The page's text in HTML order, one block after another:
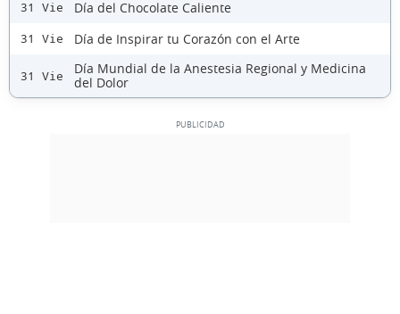
31 Vie Día del Chocolate Caliente
31 Vie Día de Inspirar tu Corazón con el Arte
31 Vie
Día Mundial de la Anestesia Regional y Medicina
del Dolor